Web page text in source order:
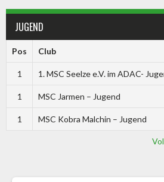
JUGEND
Pos Club
1 1. MSC Seelze e.V. im ADAC-
1 MSC Jarmen – Jugend
1 MSC Kobra Malchin – Jugend